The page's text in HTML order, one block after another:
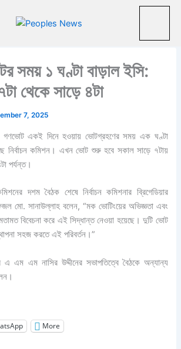
সময় ১ ঘণ্টা বাড়াল ইসি:
থেকে সাড়ে ৪টা
7, 2025
গণভোট একই দিনে হওয়ায় ভোটগ্রহণের সময় এক ঘণ্টা
নির্বাচন কমিশন। এখন ভোট শুরু হবে সকাল সাড়ে ৭টায়
পর্যন্ত।
দশম বৈঠক শেষে নির্বাচন কমিশনার ব্রিগেডিয়ার
মো. সানাউল্লাহ বলেন, “মক ভোটিংয়ের অভিজ্ঞতা এবং
মতামত বিবেচনা করে এই সিদ্ধান্ত নেওয়া হয়েছে। দুটি ভোট
সহজ করতে এই পরিবর্তন।”
এ এম এম নাসির উদ্দীনের সভাপতিত্বে বৈঠকে অন্যান্য
More